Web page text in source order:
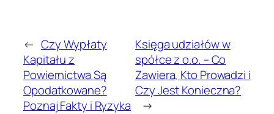
← Czy Wypłaty
Kapitału z
Powiernictwa Są
Opodatkowane?
Poznaj Fakty i Ryzyka
Księga udziałów w
spółce z o.o. – Co
Zawiera, Kto Prowadzi i
Czy Jest Konieczna?
→